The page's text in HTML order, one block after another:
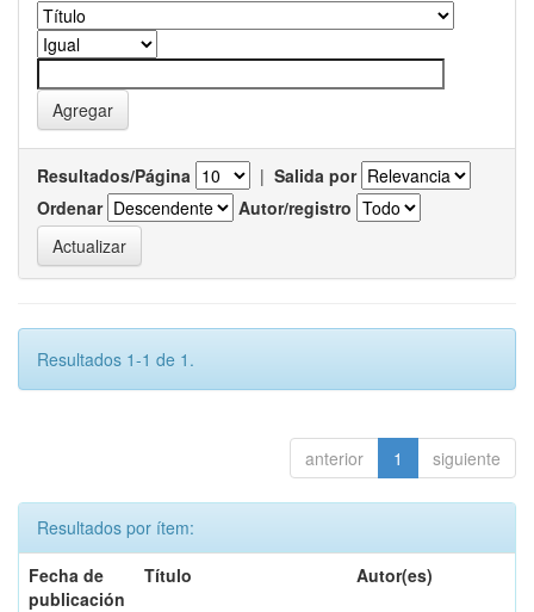
Resultados/Página | Salida por
Ordenar
Autor/registro
Resultados 1-1 de 1.
anterior 1 siguiente
Resultados por ítem:
Fecha de
publicación
Título Autor(es)